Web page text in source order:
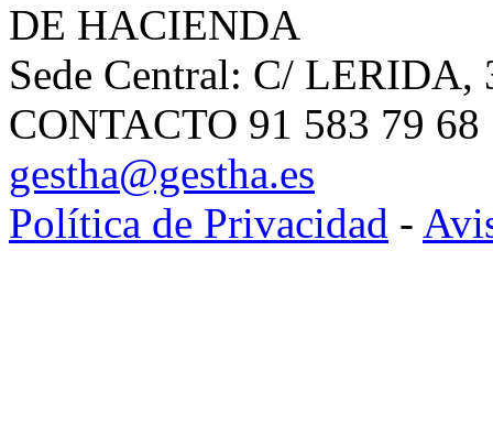
DE HACIENDA
Sede Central: C/
CONTACTO 91 583 79
gestha@gestha.es
Política de Privacidad -